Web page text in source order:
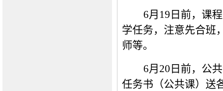
6月19日前，课
学任务，注意先合班
师等。
6月20日前，公
任务书（公共课）送